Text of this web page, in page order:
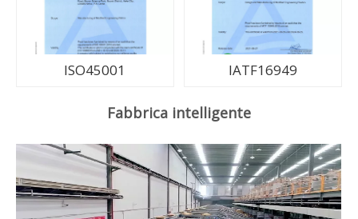
ISO45001 IATF16949
Fabbrica intelligente